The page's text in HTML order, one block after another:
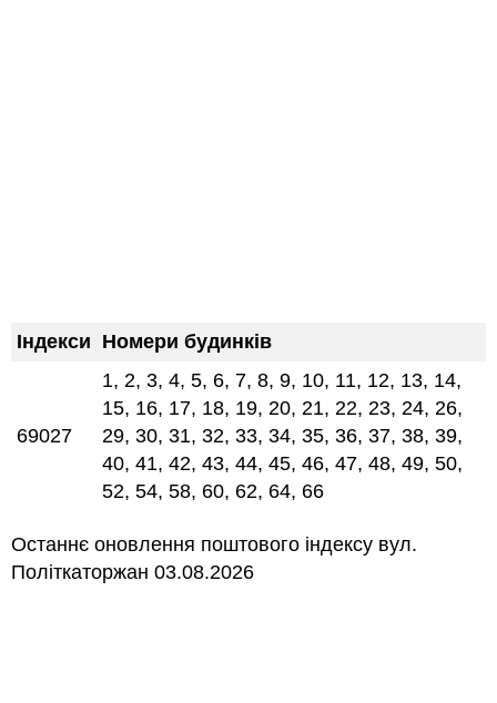
Індекси Номери будинків
69027
1, 2, 3, 4, 5, 6, 7, 8, 9, 10, 11, 12, 13, 14,
15, 16, 17, 18, 19, 20, 21, 22, 23, 24, 26,
29, 30, 31, 32, 33, 34, 35, 36, 37, 38, 39,
40, 41, 42, 43, 44, 45, 46, 47, 48, 49, 50,
52, 54, 58, 60, 62, 64, 66
Останнє оновлення поштового індексу вул.
Політкаторжан 03.08.2026